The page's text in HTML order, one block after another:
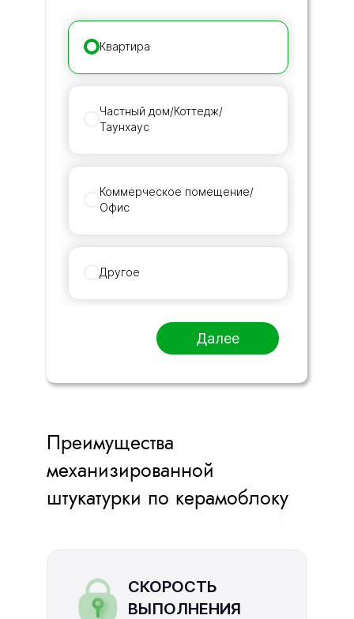
Квартира
Частный дом/Коттедж/
Таунхаус
Коммерческое помещение/
Офис
Другое
Далее
Преимущества
механизированной
штукатурки по керамоблоку
СКОРОСТЬ
ВЫПОЛНЕНИЯ